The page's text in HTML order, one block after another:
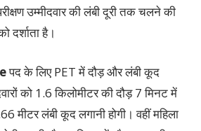
उम्मीदवार की लंबी दूरी तक चलने की
दर्शाता है।
पद के लिए PET में दौड़ और लंबी कूद
को 1.6 किलोमीटर की दौड़ 7 मिनट में
मीटर लंबी कूद लगानी होगी। वहीं महिला